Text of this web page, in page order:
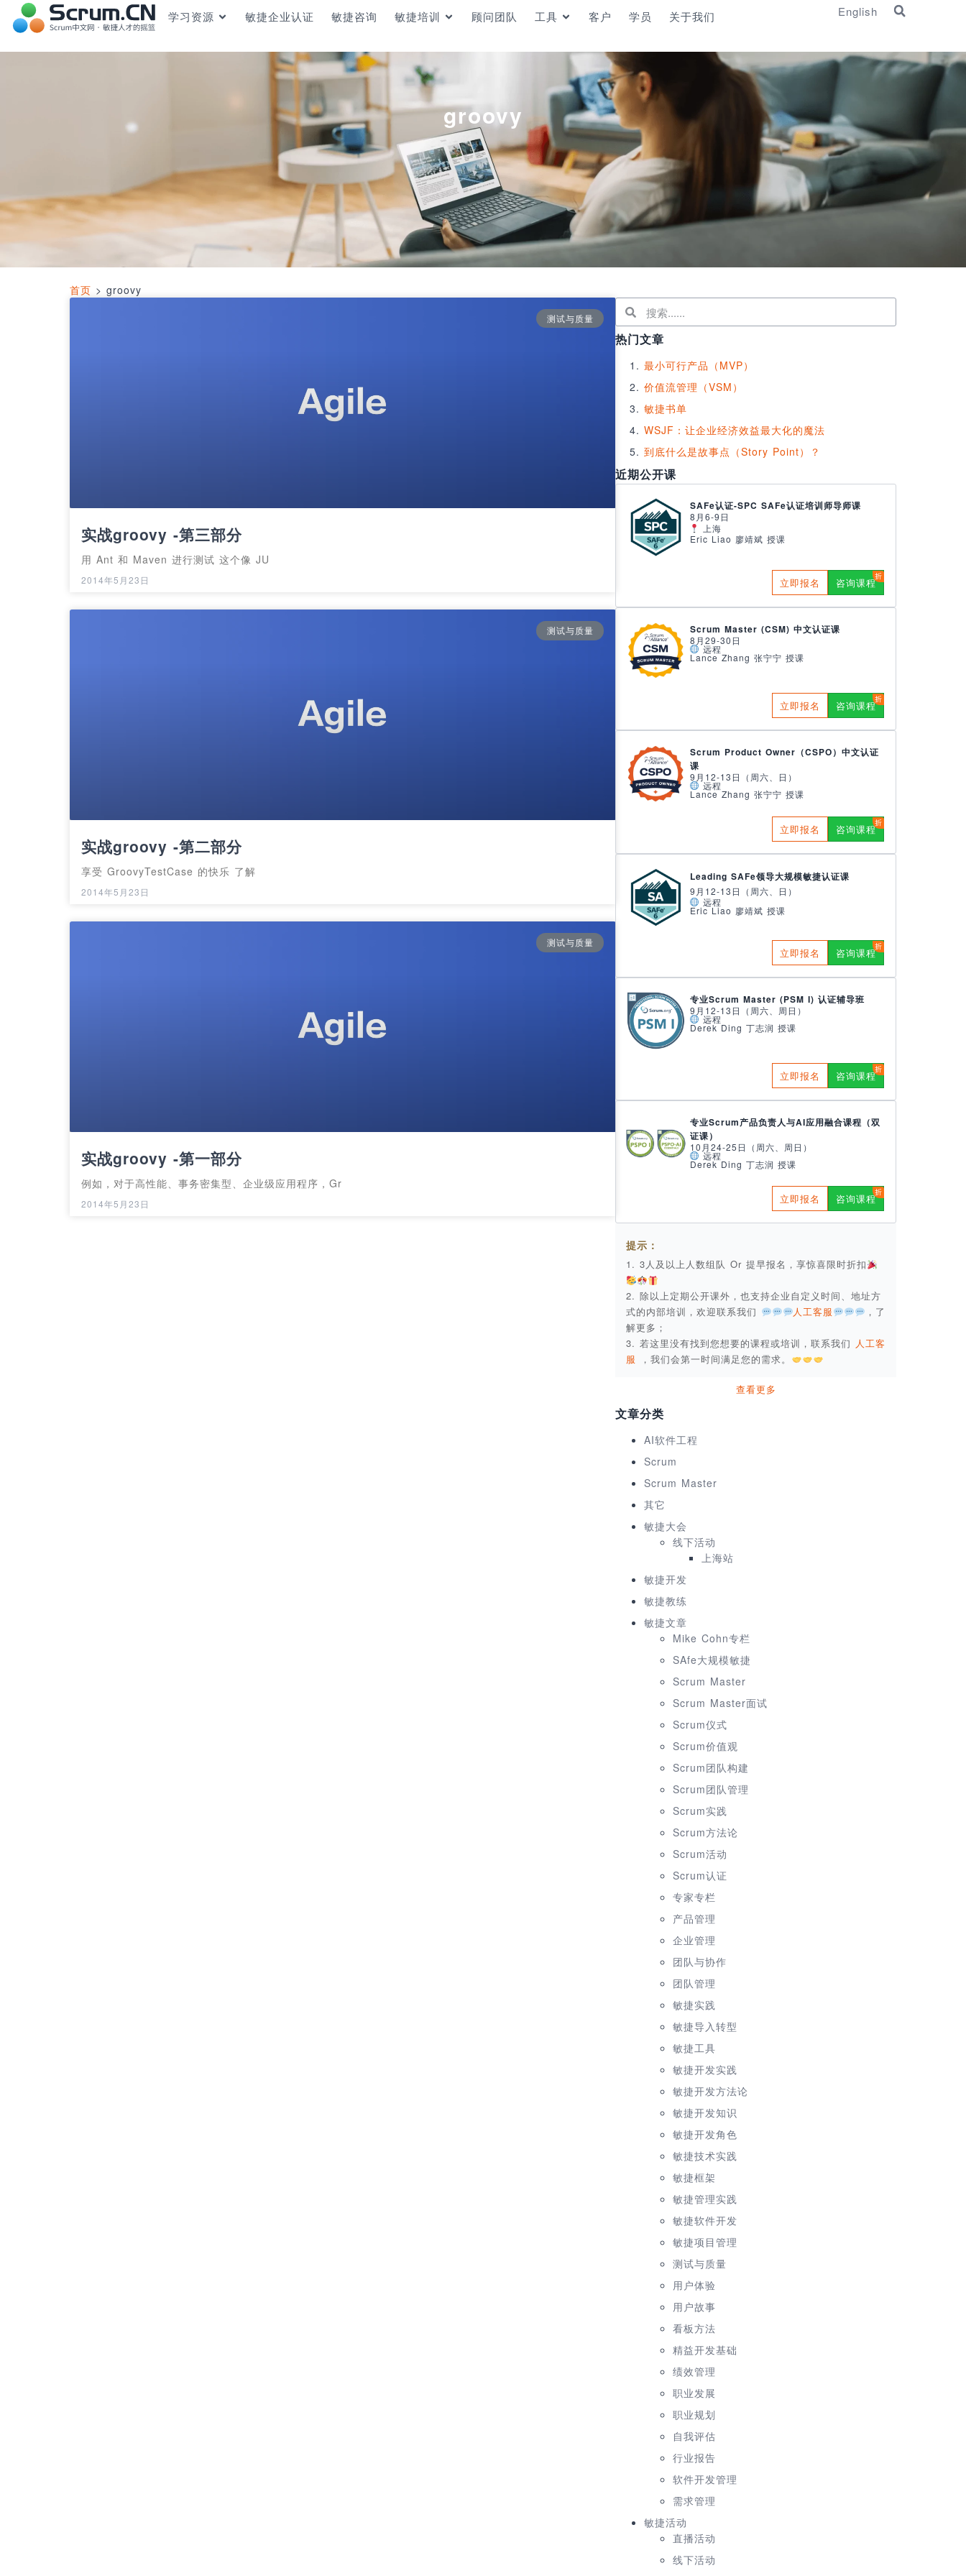
学习资源 敏捷企业认证 敏捷咨询 敏捷培训 顾问团队 工具 客户 学员 关于我们 English
groovy
首页 > groovy
测试与质量
实战groovy -第三部分
用 Ant 和 Maven 进行测试 这个像 JU
2014年5月23日
测试与质量
实战groovy -第二部分
享受 GroovyTestCase 的快乐 了解
2014年5月23日
测试与质量
实战groovy -第一部分
例如，对于高性能、事务密集型、企业级应用程序，Gr
2014年5月23日
热门文章
最小可行产品（MVP）
价值流管理（VSM）
敏捷书单
WSJF：让企业经济效益最大化的魔法
到底什么是故事点（Story Point）？
近期公开课
SAFe认证-SPC SAFe认证培训师导师课
8月6-9日
上海
Eric Liao 廖靖斌 授课
立即报名 咨询课程
Scrum Master (CSM) 中文认证课
8月29-30日
远程
Lance Zhang 张宁宁 授课
立即报名 咨询课程
Scrum Product Owner（CSPO）中文认证
课
9月12-13日（周六、日）
远程
Lance Zhang 张宁宁 授课
立即报名 咨询课程
Leading SAFe领导大规模敏捷认证课
9月12-13日（周六、日）
远程
Eric Liao 廖靖斌 授课
立即报名 咨询课程
专业Scrum Master (PSM I) 认证辅导班
9月12-13日（周六、周日）
远程
Derek Ding 丁志润 授课
立即报名 咨询课程
专业Scrum产品负责人与AI应用融合课程（双
证课）
10月24-25日（周六、周日）
远程
Derek Ding 丁志润 授课
立即报名 咨询课程
提示：
1. 3人及以上人数组队 Or 提早报名，享惊喜限时折扣
2. 除以上定期公开课外，也支持企业自定义时间、地址方
式的内部培训，欢迎联系我们
人工客服
，了
解更多；
3. 若这里没有找到您想要的课程或培训，联系我们 人工客
服
，我们会第一时间满足您的需求。
查看更多
文章分类
AI软件工程
Scrum
Scrum Master
其它
敏捷大会
线下活动
上海站
敏捷开发
敏捷教练
敏捷文章
Mike Cohn专栏
SAfe大规模敏捷
Scrum Master
Scrum Master面试
Scrum仪式
Scrum价值观
Scrum团队构建
Scrum团队管理
Scrum实践
Scrum方法论
Scrum活动
Scrum认证
专家专栏
产品管理
企业管理
团队与协作
团队管理
敏捷实践
敏捷导入转型
敏捷工具
敏捷开发实践
敏捷开发方法论
敏捷开发知识
敏捷开发角色
敏捷技术实践
敏捷框架
敏捷管理实践
敏捷软件开发
敏捷项目管理
测试与质量
用户体验
用户故事
看板方法
精益开发基础
绩效管理
职业发展
职业规划
自我评估
行业报告
软件开发管理
需求管理
敏捷活动
直播活动
线下活动